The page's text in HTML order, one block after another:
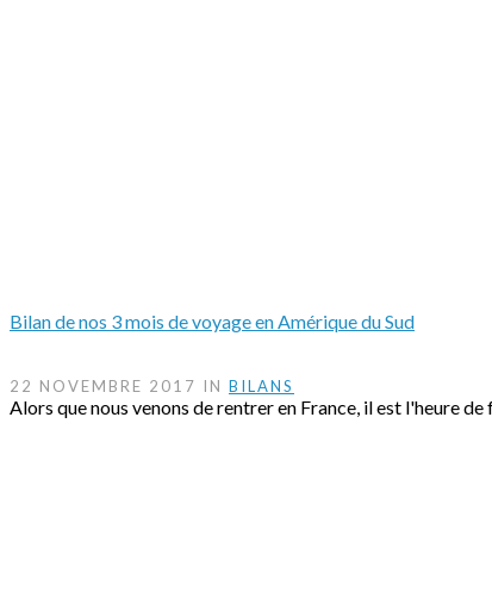
Bilan de nos 3 mois de voyage en Amérique du Sud
22 NOVEMBRE 2017 IN BILANS
Alors que nous venons de rentrer en France, il est l'heure